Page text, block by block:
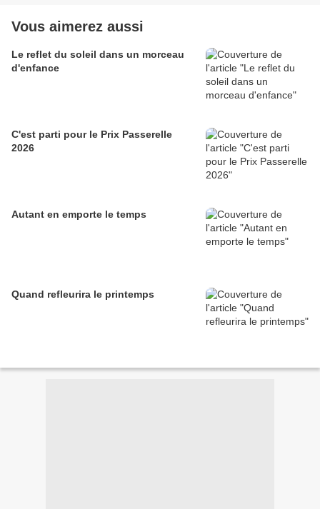
Vous aimerez aussi
Le reflet du soleil dans un morceau
d'enfance
C'est parti pour le Prix Passerelle
2026
Autant en emporte le temps
Quand refleurira le printemps